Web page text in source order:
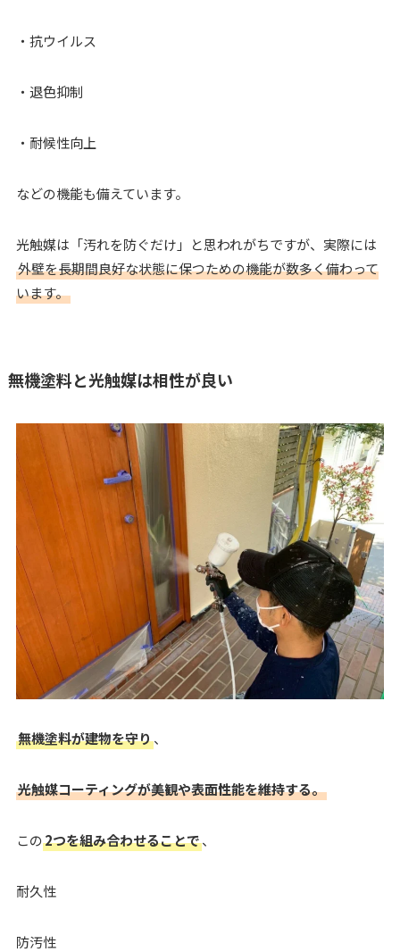
・抗ウイルス
・退色抑制
・耐候性向上
などの機能も備えています。
光触媒は「汚れを防ぐだけ」と思われがちですが、実際には
外壁を長期間良好な状態に保つための機能が数多く備わって
います。
無機塗料と光触媒は相性が良い
無機塗料が建物を守り、
光触媒コーティングが美観や表面性能を維持する。
この2つを組み合わせることで、
耐久性
防汚性